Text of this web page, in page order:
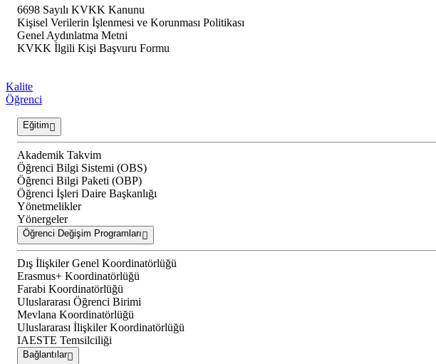
6698 Sayılı KVKK Kanunu
Kişisel Verilerin İşlenmesi ve Korunması Politikası
Genel Aydınlatma Metni
KVKK İlgili Kişi Başvuru Formu
Kalite
Öğrenci
Eğitim
Akademik Takvim
Öğrenci Bilgi Sistemi (OBS)
Öğrenci Bilgi Paketi (OBP)
Öğrenci İşleri Daire Başkanlığı
Yönetmelikler
Yönergeler
Öğrenci Değişim Programları
Dış İlişkiler Genel Koordinatörlüğü
Erasmus+ Koordinatörlüğü
Farabi Koordinatörlüğü
Uluslararası Öğrenci Birimi
Mevlana Koordinatörlüğü
Uluslararası İlişkiler Koordinatörlüğü
IAESTE Temsilciliği
Bağlantılar